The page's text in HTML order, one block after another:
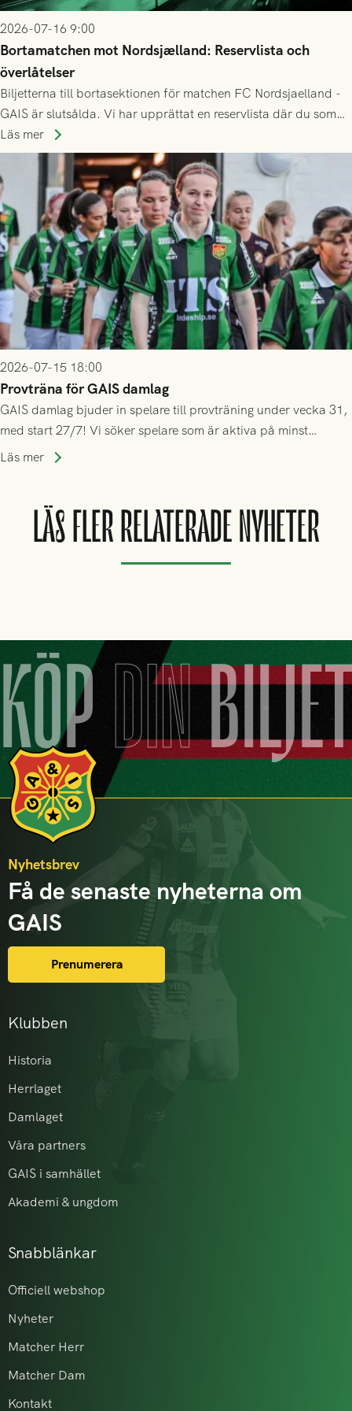
2026-07-16 9:00
Bortamatchen mot Nordsjælland: Reservlista och
överlåtelser
Biljetterna till bortasektionen för matchen FC Nordsjaelland -
GAIS är slutsålda. Vi har upprättat en reservlista där du som
ännu inte har någon biljett kan anmäla ditt intresse. Du kan
inte själv överlåta din biljett till någon annan.
Läs mer
2026-07-15 18:00
Provträna för GAIS damlag
GAIS damlag bjuder in spelare till provträning under vecka 31,
med start 27/7! Vi söker spelare som är aktiva på minst
division 3-nivå.
Läs mer
LÄS FLER RELATERADE NYHETER
KÖPDIN
Klubben
Historia
Herrlaget
Damlaget
Våra partners
GAIS i samhället
Akademi & ungdom
Snabblänkar
Officiell webshop
Nyheter
Matcher Herr
Matcher Dam
Kontakt
Nyhetsbrev
Få de senaste nyheterna om
GAIS
Prenumerera